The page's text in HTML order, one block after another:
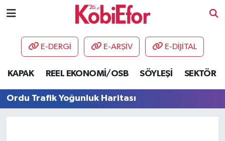
E-DERGİ E-ARŞİV E-DİJİTAL
KAPAK REEL EKONOMİ/OSB SÖYLEŞİ SEKTÖR
Ordu Trafik Yoğunluk Haritası
AKADEMİ
DESTEK-TEŞVİK